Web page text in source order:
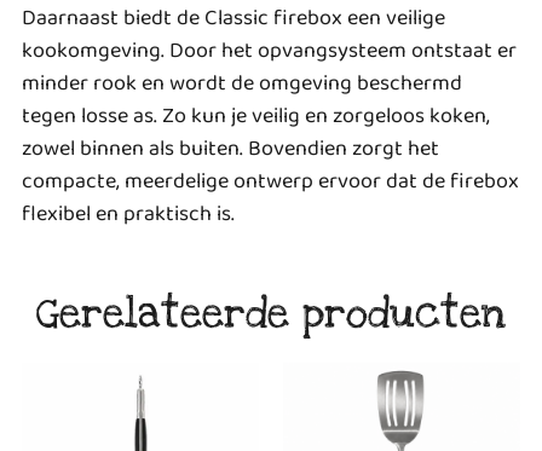
Daarnaast biedt de Classic firebox een veilige
kookomgeving. Door het opvangsysteem ontstaat er
minder rook en wordt de omgeving beschermd
tegen losse as. Zo kun je veilig en zorgeloos koken,
zowel binnen als buiten. Bovendien zorgt het
compacte, meerdelige ontwerp ervoor dat de firebox
flexibel en praktisch is.
Gerelateerde producten